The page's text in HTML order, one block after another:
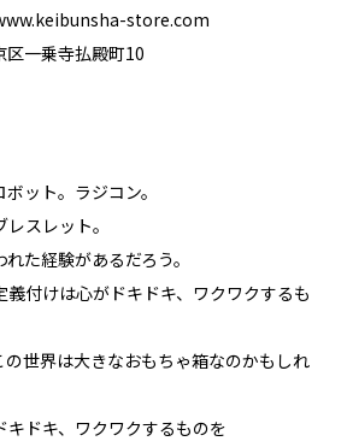
store.com
区一乗寺払殿町10
ット。ラジコン。
スレット。
た経験があるだろう。
付けは心がドキドキ、ワクワクするも
の世界は大きなおもちゃ箱なのかもしれ
ドキ、ワクワクするものを